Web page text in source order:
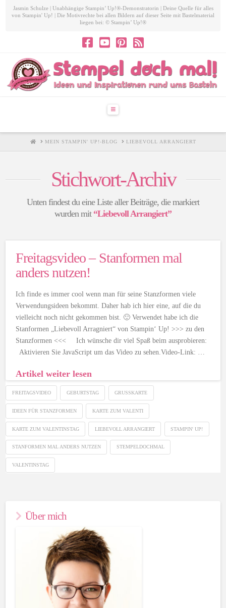
Jasmin Schulze | Unabhängige Stampin’ Up!®-Demonstratorin | Deine Quelle für alles
von Stampin' Up! | Die Motivrechte bei allen Bildern auf dieser Seite mit Bastelmaterial
liegen bei: © Stampin’ Up!®
Navigation
HOMEMEIN STAMPIN' UP!-BLOG LIEBEVOLL ARRANGIERT
Stichwort-Archiv
Unten findest du eine Liste aller Beiträge, die markiert
wurden mit “Liebevoll Arrangiert”
Freitagsvideo – Stanformen mal
anders nutzen!
Ich finde es immer cool wenn man für seine Stanzformen viele
Verwendungsideen bekommt. Daher hab ich hier eine, auf die du
vielleicht noch nicht gekommen bist. 🙂 Verwendet habe ich die
Stanformen „Liebevoll Arragniert“ von Stampin‘ Up! >>> zu den
Stanzformen <<< Ich wünsche dir viel Spaß beim ausprobieren:
Aktivieren Sie JavaScript um das Video zu sehen.Video-Link: …
Artikel weiter lesen
FREITAGSVIDEO GEBURTSTAG GRUSSKARTE
IDEEN FÜR STANZFORMEN KARTE ZUM VALENTI
KARTE ZUM VALENTINSTAG LIEBEVOLL ARRANGIERT STAMPIN' UP!
STANFORMEN MAL ANDERS NUTZEN STEMPELDOCHMAL
VALENTINSTAG
Über mich